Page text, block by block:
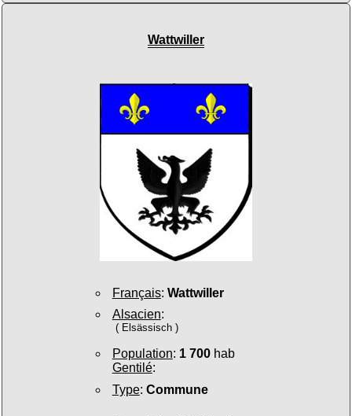
Wattwiller
Français: Wattwiller
Alsacien:
( Elsässisch )
Population: 1 700hab
Gentilé:
Type: Commune